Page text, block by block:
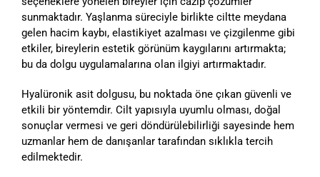
sunmaktadır. Yaşlanma süreciyle birlikte ciltte meydana
gelen hacim kaybı, elastikiyet azalması ve çizgilenme gibi
etkiler, bireylerin estetik görünüm kaygılarını artırmakta;
bu da dolgu uygulamalarına olan ilgiyi artırmaktadır.
Hyalüronik asit dolgusu, bu noktada öne çıkan güvenli ve
etkili bir yöntemdir. Cilt yapısıyla uyumlu olması, doğal
sonuçlar vermesi ve geri döndürülebilirliği sayesinde hem
uzmanlar hem de danışanlar tarafından sıklıkla tercih
edilmektedir.